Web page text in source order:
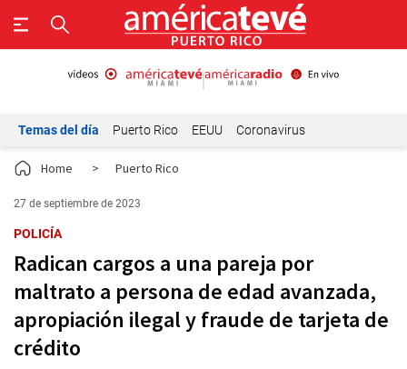
Temas del día Puerto Rico EEUU Coronavirus
Home > Puerto Rico
27 de septiembre de 2023
POLICÍA
Radican cargos a una pareja por
maltrato a persona de edad avanzada,
apropiación ilegal y fraude de tarjeta de
crédito